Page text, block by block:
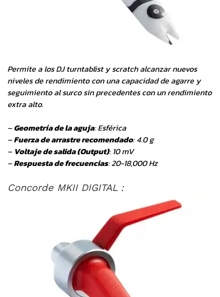
Permite a los DJ turntablist y scratch alcanzar nuevos
niveles de rendimiento con una capacidad de agarre y
seguimiento al surco sin precedentes con un rendimiento
extra alto.
–Geometría de la aguja: Esférica
–Fuerza de arrastre recomendado: 4.0 g
– Voltaje de salida (Output): 10 mV
–Respuesta de frecuencias: 20-18,000 Hz
Concorde MKII DIGITAL :